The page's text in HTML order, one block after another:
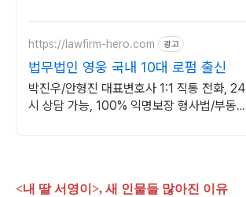
https://lawfirm-hero.com 광고
법무법인 영웅 국내 10대 로펌 출신
박진우/안형진 대표변호사 1:1 직통 전화, 24
시 상담 가능, 100% 익명보장 형사법/부동
<내 딸 서영이>, 새 인물들 많아진 이유